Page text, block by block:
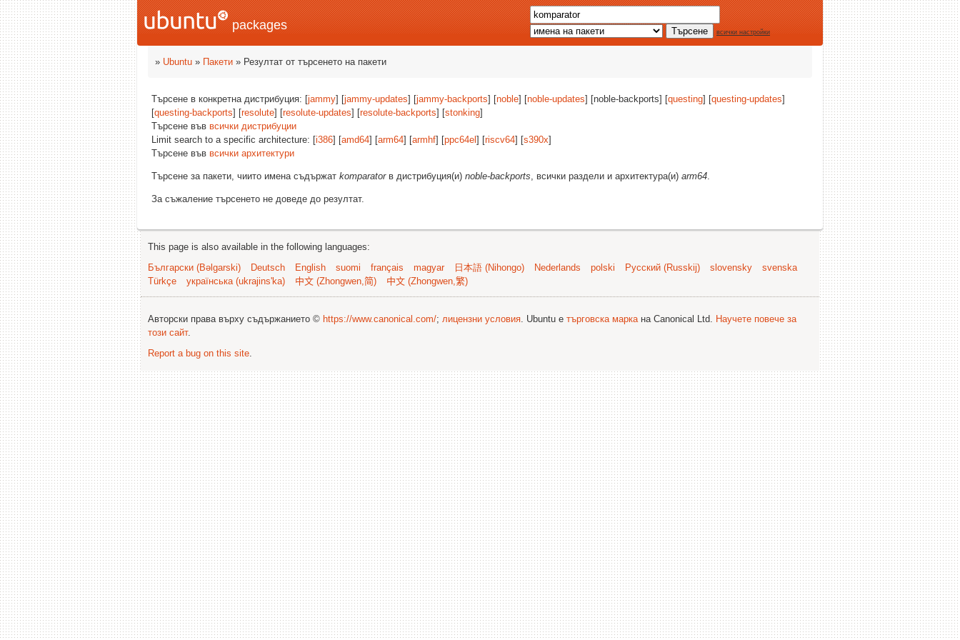
packages всички настройки
» Ubuntu » Пакети » Резултат от търсенето на пакети
Търсене в конкретна дистрибуция: [jammy] [jammy-updates] [jammy-backports] [noble] [noble-updates] [noble-backports] [questing] [questing-updates]
[questing-backports] [resolute] [resolute-updates] [resolute-backports] [stonking]
Търсене във всички дистрибуции
Limit search to a specific architecture: [i386] [amd64] [arm64] [armhf] [ppc64el ] [riscv64] [s390x]
Търсене във всички архитектури
Търсене за пакети, чиито имена съдържат komparatorв дистрибуция(и) noble-backports, всички раздели и архитектура(и) arm64.
За съжаление търсенето не доведе до резултат.
This page is also available in the following languages:
Български (Bəlgarski)
Deutsch English suomi français magyar 日本語 (Nihongo) Nederlands polski Русский (Russkij) slovensky
svenska
Türkçe
українська (ukrajins'ka) 中文 (Zhongwen,简) 中文 (Zhongwen,繁)
Авторски права върху съдържанието © https://www.canonical.com/; лицензни условия. Ubuntu е търговска маркана Canonical Ltd. Научете повече за
този сайт.
Report a bug on this site.